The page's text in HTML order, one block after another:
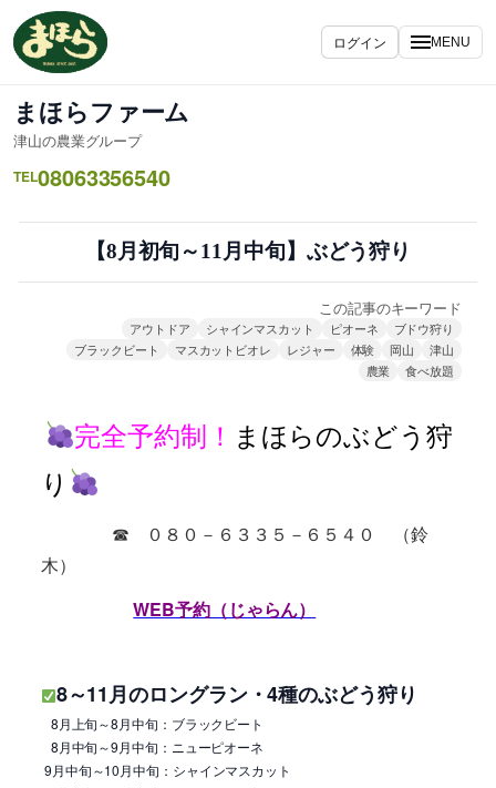
容
を
キ
ッ
プ
ログイン MENU
まほらファーム
津山の農業グループ
TEL08063356540
【8月初旬～11月中旬】ぶどう狩り
この記事のキーワード
アウトドア シャインマスカット ピオーネ
ブドウ狩り
ブラックビート
マスカットビオレ レジャー 体験 岡山
津山
農業
食べ放題
完全予約制！ まほらのぶどう狩
り
☎ ０８０－６３３５－６５４０ （鈴
木）
WEB予約（じゃらん）
8～11月のロングラン・4種のぶどう狩り
8月上旬～8月中旬：ブラックビート
8月中旬～9月中旬：ニューピオーネ
9月中旬～10月中旬：シャインマスカット